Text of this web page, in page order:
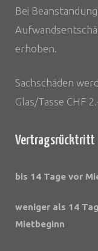
Bei
erhoben.
Sachschäden
Glas/Tasse CHF
Vertragsrücktritt
bis 14 Tage vor
weniger als 14
Mietbeginn